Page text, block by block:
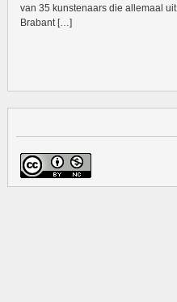
van 35 kunstenaars die allemaal uit
Brabant […]